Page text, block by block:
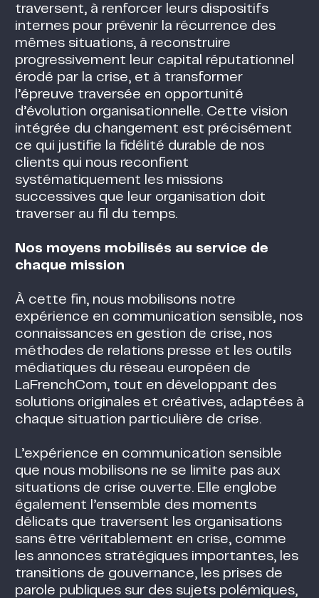
traversent, à renforcer leurs dispositifs
internes pour prévenir la récurrence des
mêmes situations, à reconstruire
progressivement leur capital réputationnel
érodé par la crise, et à transformer
l’épreuve traversée en opportunité
d’évolution organisationnelle. Cette vision
intégrée du changement est précisément
ce qui justifie la fidélité durable de nos
clients qui nous reconfient
systématiquement les missions
successives que leur organisation doit
traverser au fil du temps.
Nos moyens mobilisés au service de
chaque mission
À cette fin, nous mobilisons notre
expérience en communication sensible, nos
connaissances en gestion de crise, nos
méthodes de relations presse et les outils
médiatiques du réseau européen de
LaFrenchCom, tout en développant des
solutions originales et créatives, adaptées à
chaque situation particulière de crise.
L’expérience en communication sensible
que nous mobilisons ne se limite pas aux
situations de crise ouverte. Elle englobe
également l’ensemble des moments
délicats que traversent les organisations
sans être véritablement en crise, comme
les annonces stratégiques importantes, les
transitions de gouvernance, les prises de
parole publiques sur des sujets polémiques,